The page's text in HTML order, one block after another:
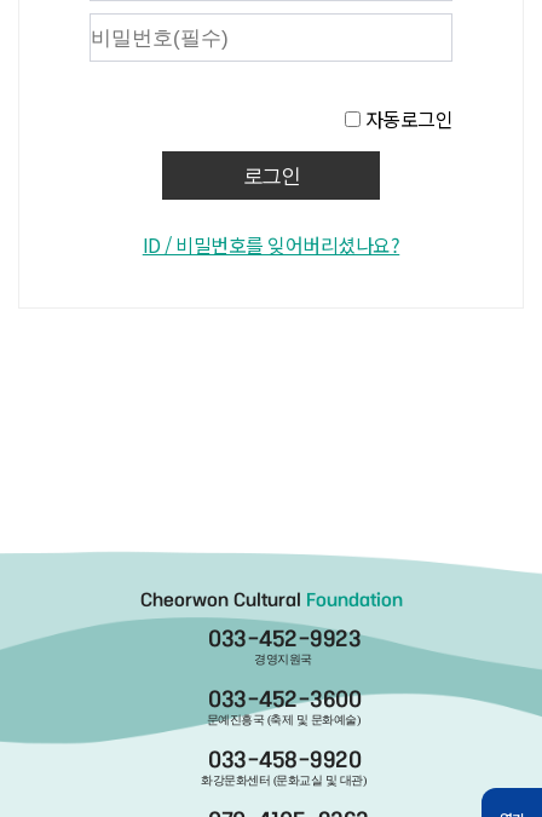
자동로그인
ID / 비밀번호를 잊어버리셨나요?
Cheorwon Cultural Foundation
033-452-9923
경영지원국
033-452-3600
문예진흥국 (축제 및 문화예술)
033-458-9920
화강문화센터 (문화교실 및 대관)